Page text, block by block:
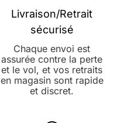
Livraison/Retrait
sécurisé
Chaque envoi est
assurée contre la perte
et le vol, et vos retraits
en magasin sont rapide
et discret.